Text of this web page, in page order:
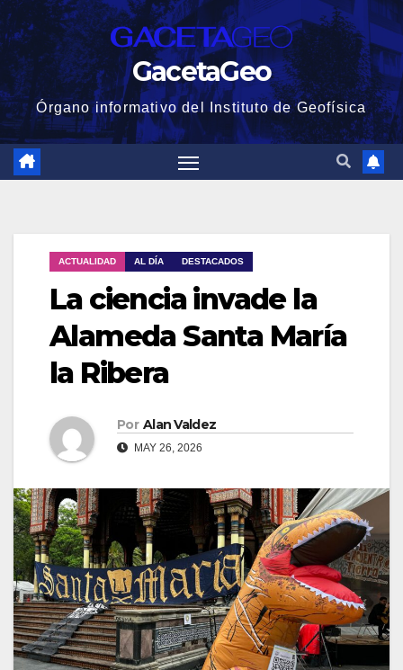
GacetaGeo
Órgano informativo del Instituto de Geofísica
ACTUALIDAD AL DÍA DESTACADOS
La ciencia invade la
Alameda Santa María
la Ribera
Por Alan Valdez
MAY 26, 2026